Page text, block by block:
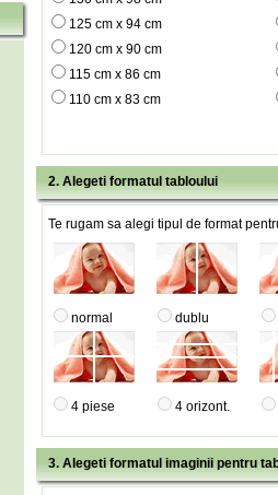
125 cm x 94 cm
120 cm x 90 cm
115 cm x 86 cm
110 cm x 83 cm
2. Alegeti formatul tabloului
Te rugam sa alegi tipul de format
normal dublu
4 piese 4 orizont.
3. Alegeti formatul imaginii pentru